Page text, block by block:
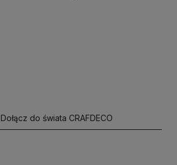
Dołącz do świata CRAFDECO